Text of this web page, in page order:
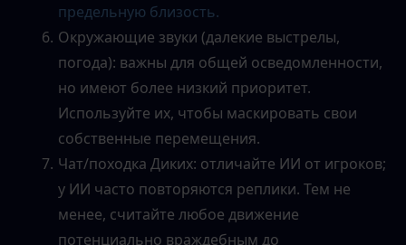
предельную близость.
Окружающие звуки (далекие выстрелы,
погода): важны для общей осведомленности,
но имеют более низкий приоритет.
Используйте их, чтобы маскировать свои
собственные перемещения.
Чат/походка Диких: отличайте ИИ от игроков;
у ИИ часто повторяются реплики. Тем не
менее, считайте любое движение
потенциально враждебным до